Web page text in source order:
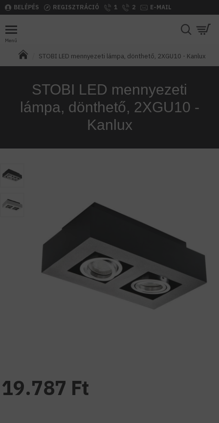
BELÉPÉS REGISZTRÁCIÓ 1 2 E-MAIL
STOBI LED mennyezeti lámpa, dönthető, 2XGU10 - Kanlux
STOBI LED mennyezeti
lámpa, dönthető, 2XGU10 -
Kanlux
19.787 Ft